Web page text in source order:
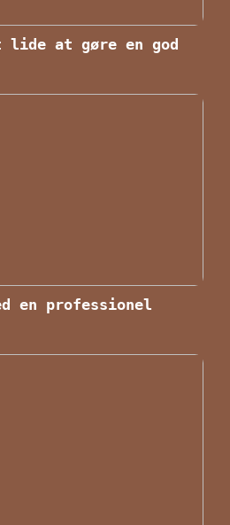
lide at gøre en god
en professionel